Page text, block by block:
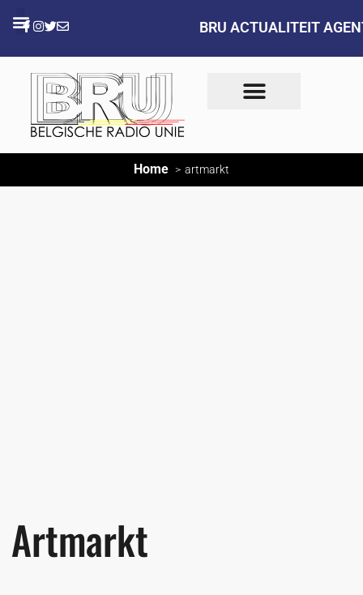
BRU ACTUALITEIT
Home artmarkt
Artmarkt